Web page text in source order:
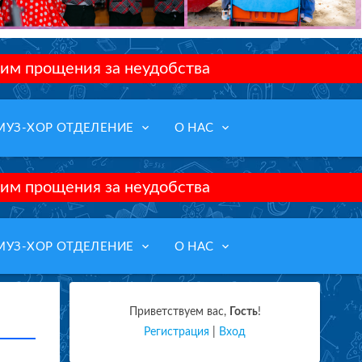
прощения за неудобства
ХОР ОТДЕЛЕНИЕ keyboard_arrow_down О НАС keyboard_arrow_down
прощения за неудобства
ХОР ОТДЕЛЕНИЕ keyboard_arrow_down О НАС keyboard_arrow_down
Приветствуем вас, Гость!
Регистрация
Вход